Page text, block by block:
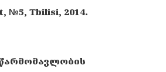
№5, Tbilisi, 2014.